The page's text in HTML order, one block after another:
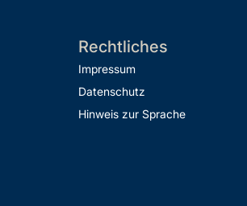
Rechtliches
Impressum
Datenschutz
Hinweis zur Sprache